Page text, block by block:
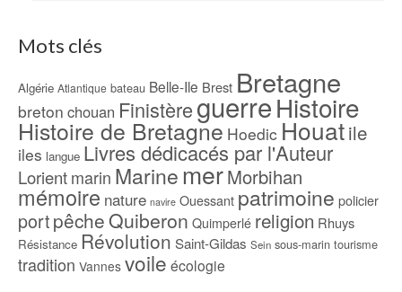
Mots clés
Algérie Atlantique bateau Belle-Ile Brest Bretagne
breton chouan FinistèreguerreHistoire
Histoire de Bretagne Hoedic Houatile
iles langue Livres dédicacés par l'Auteur
Lorientmarin Marine merMorbihan
mémoire nature navire Ouessant patrimoine policier
portpêcheQuiberon Quimperlé religion Rhuys
Résistance Révolution Saint-Gildas Sein sous-marin tourisme
tradition Vannes voile écologie